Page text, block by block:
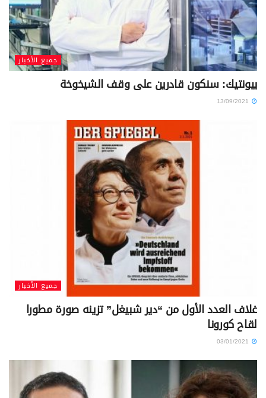
جميع الأخبار
بيونتيك: سنكون قادرين على وقف الشيخوخة
جميع الأخبار
غلاف العدد الأول من “دير شبيغل” تزينه صورة مطورا
لقاح كورونا